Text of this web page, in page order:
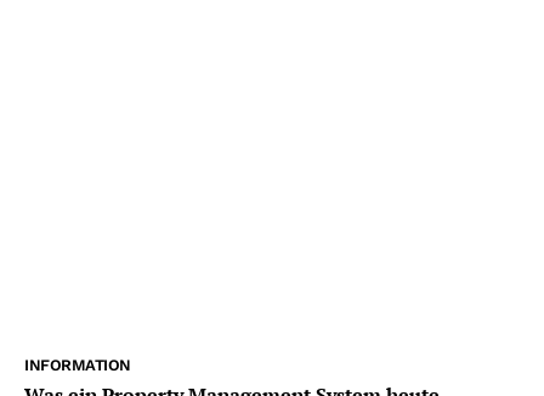
INFORMATION